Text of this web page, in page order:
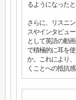
るようになったと
さらに、リスニ
スやインタビュ
として英語の動
で積極的に耳を
か。これにより
くことへの抵抗